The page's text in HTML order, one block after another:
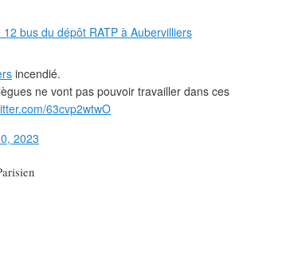
incendié.
ne vont pas pouvoir travailler dans ces
63cvp2wtwO
2023